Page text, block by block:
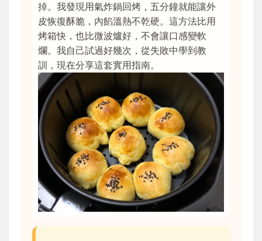
掉。我發現用氣炸鍋回烤，五分鐘就能讓外
皮恢復酥脆，內餡溫熱不乾硬。這方法比用
烤箱快，也比微波爐好，不會讓口感變軟
爛。我自己試過好幾次，從失敗中學到教
訓，現在分享這套實用指南。